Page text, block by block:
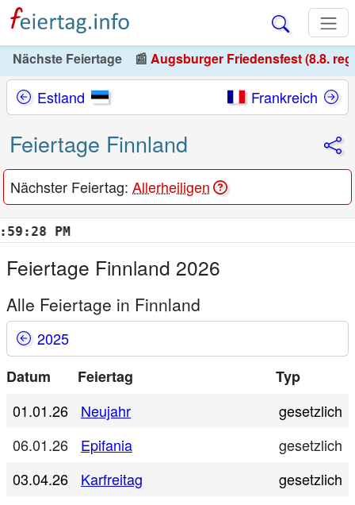
Nächste Feiertage 📰 Augsburger Friedensfest (8.8.
Estland Frankreich
Feiertage Finnland
Nächster Feiertag: Allerheiligen
PM
Feiertage Finnland 2026
Alle Feiertage in Finnland
2025
Datum
Feiertag
Typ
01.01.26
Neujahr
gesetzlich
06.01.26
Epifania
gesetzlich
03.04.26
Karfreitag
gesetzlich